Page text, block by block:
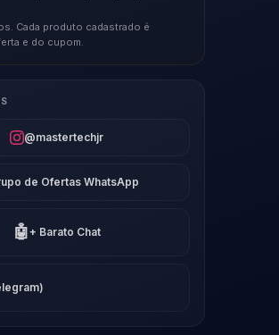
Cada produto cadastrado é
e do cupom.
@mastertechjr
de Ofertas WhatsApp
🤖+ Barato Chat